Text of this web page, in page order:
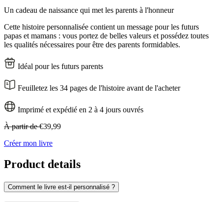
Un cadeau de naissance qui met les parents à l'honneur
Cette histoire personnalisée contient un message pour les futurs
papas et mamans : vous portez de belles valeurs et possédez toutes
les qualités nécessaires pour être des parents formidables.
Idéal pour les futurs parents
Feuilletez les 34 pages de l'histoire avant de l'acheter
Imprimé et expédié en 2 à 4 jours ouvrés
À partir de€39,99
Créer mon livre
Product details
Comment le livre est-il personnalisé ?